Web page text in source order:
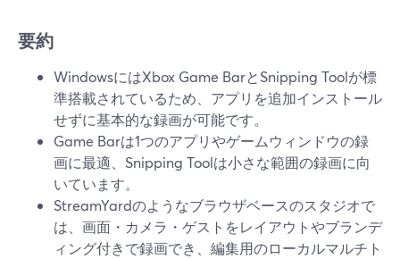
要約
WindowsにはXbox Game BarとSnipping Toolが標
準搭載されているため、アプリを追加インストール
せずに基本的な録画が可能です。
Game Barは1つのアプリやゲームウィンドウの録
画に最適、Snipping Toolは小さな範囲の録画に向
いています。
StreamYardのようなブラウザベースのスタジオで
は、画面・カメラ・ゲストをレイアウトやブランデ
ィング付きで録画でき、編集用のローカルマルチト